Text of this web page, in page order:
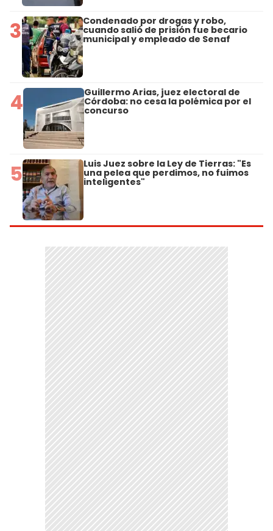
3 Condenado por drogas y robo,
cuando salió de prisión fue becario
municipal y empleado de Senaf
4 Guillermo Arias, juez electoral de
Córdoba: no cesa la polémica por el
concurso
5 Luis Juez sobre la Ley de Tierras: "Es
una pelea que perdimos, no fuimos
inteligentes"